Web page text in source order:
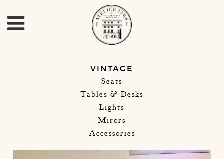
VINTAGE
Seats
Tables & Desks
Lights
Mirors
Accessories